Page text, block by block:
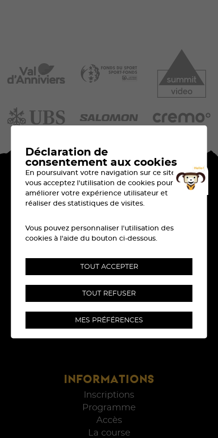
INFORMATIONS
Inscriptions
Programme
Accès
La course
CH-3960 Sierre
TÉL: 079 710 96 09
Déclaration de
consentement aux cookies
En poursuivant votre navigation sur ce site,
vous acceptez l'utilisation de cookies pour
améliorer votre expérience utilisateur et
réaliser des statistiques de visites.
Vous pouvez personnaliser l'utilisation des
cookies à l'aide du bouton ci-dessous.
TOUT ACCEPTER
TOUT REFUSER
MES PRÉFÉRENCES